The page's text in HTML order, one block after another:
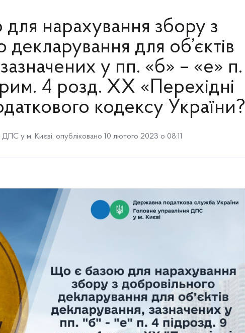
нарахування збору з
декларування для об’єктів
у пп. «б» – «е» п.
4 розд. ХХ «Перехідні
кодексу України?
ДПС у м. Києві, опубліковано 10 лютого 2023 о 08:11